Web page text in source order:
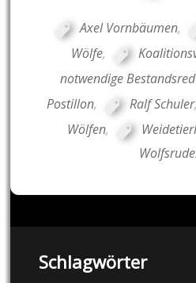
Axel Vornbäumen,
Wölfe,
notwendige
Postillon, Ralf Schuler,
Wölfen,
Schlagwörter